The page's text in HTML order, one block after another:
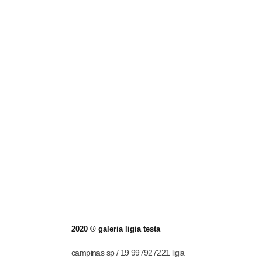
2020 ® galeria ligia testa
campinas sp / 19 997927221 ligia